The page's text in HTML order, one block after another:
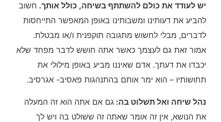
יש לעודד את כולם להשתתף בשיחה, כולל אותך. חשוב
להביע את דעותינו ומשבותינו באופן המאפשר התייחסות
לדברים, מבלי לחשוש מתגובה תוקפנית ו/או מבטלת.
אמור זאת גם לעצמך כאשר אתה חושש לדבר מפחד שלא
יכבדו את דעתך. אדם שאיננו מביע באופן מילולי את
תחושותיו – הוא ימר אותם בהתנהגות פאסיב- אגרסיב.
נהל שיחה ואל תשלוט בה: גם אם אתה הוא זה המעלה
את הנושא, אין זה אומר שאתה זה ששולט בה ויש לך